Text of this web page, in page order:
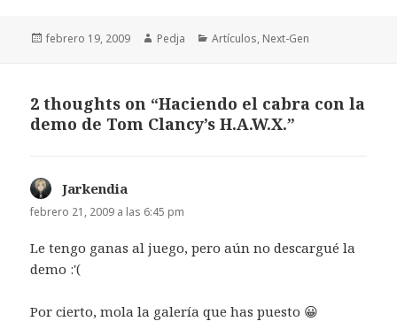
Publicado
febrero 19, 2009 Autor
Pedja Categorías
Artículos, Next-Gen
2 thoughts on “Haciendo el cabra con la
demo de Tom Clancy’s H.A.W.X.”
Jarkendia
febrero 21, 2009 a las 6:45 pm
Le tengo ganas al juego, pero aún no descargué la
demo :'(
Por cierto, mola la galería que has puesto 😀